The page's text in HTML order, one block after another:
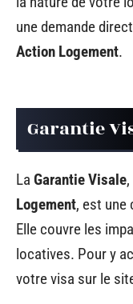
une demande
Action Logement.
Garantie
La Garantie Visale
Logement, est une
Elle couvre les
locatives. Pour y
votre visa sur le